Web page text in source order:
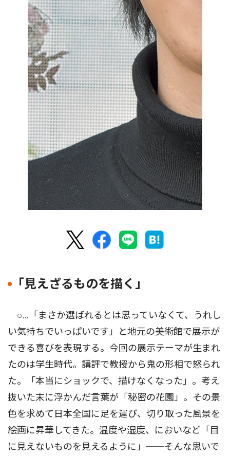
｢見えざるものを描く｣
○...「まさか選ばれるとは思っていなくて、うれし
い気持ちでいっぱいです」と地元の美術館で展示が
できる喜びを表現する。今回の展示テーマが生まれ
たのは学生時代。講評で教授から鬼の形相で怒られ
た。「本当にショックで、描けなくなった」。考え
抜いた末に浮かんだ言葉が「秘密の花園」。その景
色を求めて日本全国に足を運び、切り取った風景を
絵画に昇華してきた。温度や湿度、においなど「目
に見えないものを見えるように」──そんな思いで